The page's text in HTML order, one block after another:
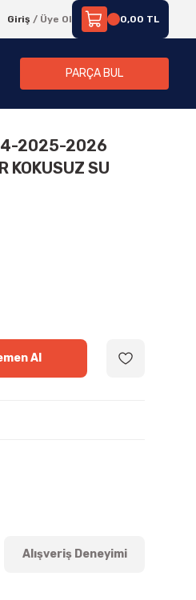
Giriş / Üye Ol 0,00 TL
PARÇA BUL
2025-2026
KOKUSUZ SU
Al
Alışveriş Deneyimi